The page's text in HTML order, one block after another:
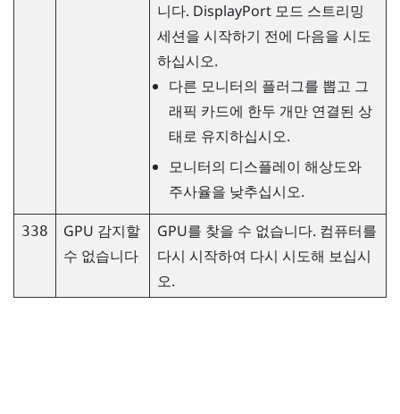
니다. DisplayPort 모드 스트리밍
세션을 시작하기 전에 다음을 시도
하십시오.
다른 모니터의 플러그를 뽑고 그
래픽 카드에 한두 개만 연결된 상
태로 유지하십시오.
모니터의 디스플레이 해상도와
주사율을 낮추십시오.
338
GPU 감지할
수 없습니다
GPU를 찾을 수 없습니다. 컴퓨터를
다시 시작하여 다시 시도해 보십시
오.